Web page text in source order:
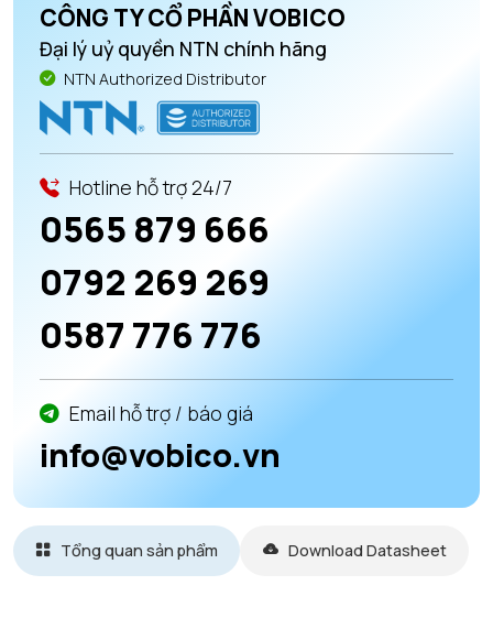
CÔNG TY CỔ PHẦN VOBICO
Đại lý uỷ quyền NTN chính hãng
NTN Authorized Distributor
Hotline hỗ trợ 24/7
0565 879 666
0792 269 269
0587 776 776
Email hỗ trợ / báo giá
info@vobico.vn
Tổng quan sản phẩm Download Datasheet